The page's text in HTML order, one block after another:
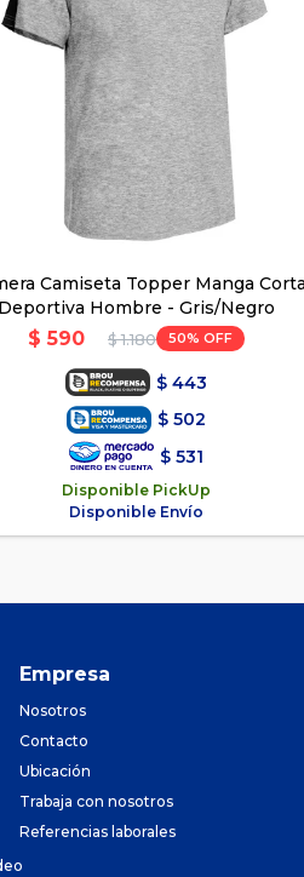
Camiseta Topper Manga Corta
Deportiva Hombre - Gris/Negro
$ 590 $ 1.180 50
$ 443
$ 502
$ 531
Disponible PickUp
Disponible Envío
Empresa
Nosotros
Contacto
Ubicación
Trabaja con nosotros
Referencias laborales